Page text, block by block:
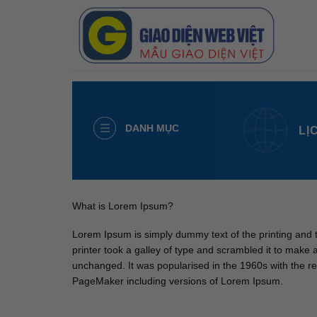
DANH MỤC
What is Lorem Ipsum?
Lorem Ipsum is simply dummy text of the printing
printer took a galley of type and scrambled it to
unchanged. It was popularised in the 1960s with the
PageMaker including versions of Lorem Ipsum.